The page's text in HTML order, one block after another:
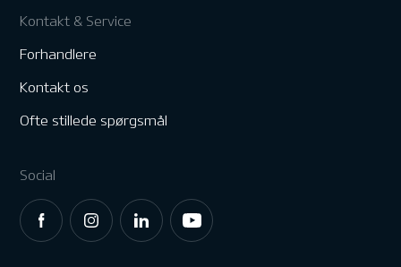
Kontakt & Service
Forhandlere
Kontakt os
Ofte stillede spørgsmål
Social